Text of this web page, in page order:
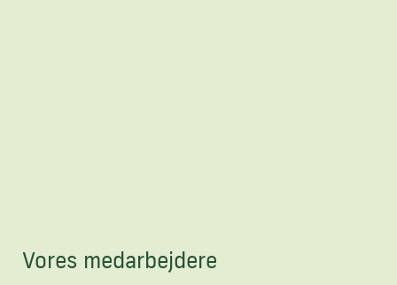
Vores medarbejdere